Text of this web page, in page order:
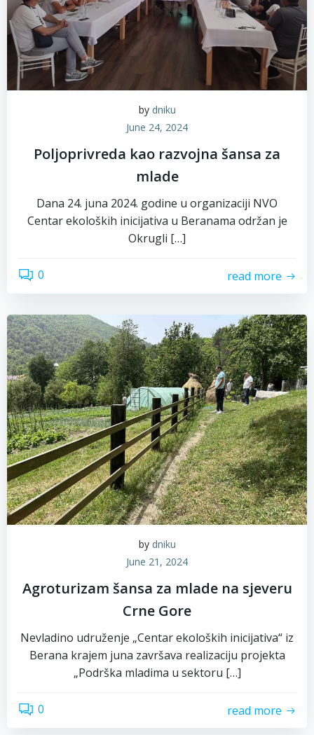
by dniku
June 24, 2024
Poljoprivreda kao razvojna šansa za
mlade
Dana 24. juna 2024. godine u organizaciji NVO
Centar ekoloških inicijativa u Beranama održan je
Okrugli […]
0 read more
by dniku
June 21, 2024
Agroturizam šansa za mlade na sjeveru
Crne Gore
Nevladino udruženje „Centar ekoloških inicijativa“ iz
Berana krajem juna završava realizaciju projekta
„Podrška mladima u sektoru […]
0 read more